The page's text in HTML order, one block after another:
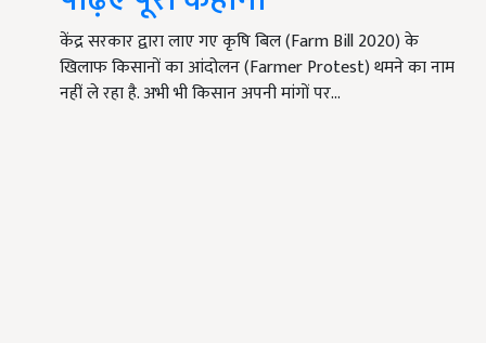
केंद्र सरकार द्वारा लाए गए कृषि बिल (Farm Bill 2020) के
खिलाफ किसानों का आंदोलन (Farmer Protest) थमने का नाम
नहीं ले रहा है. अभी भी किसान अपनी मांगों पर…